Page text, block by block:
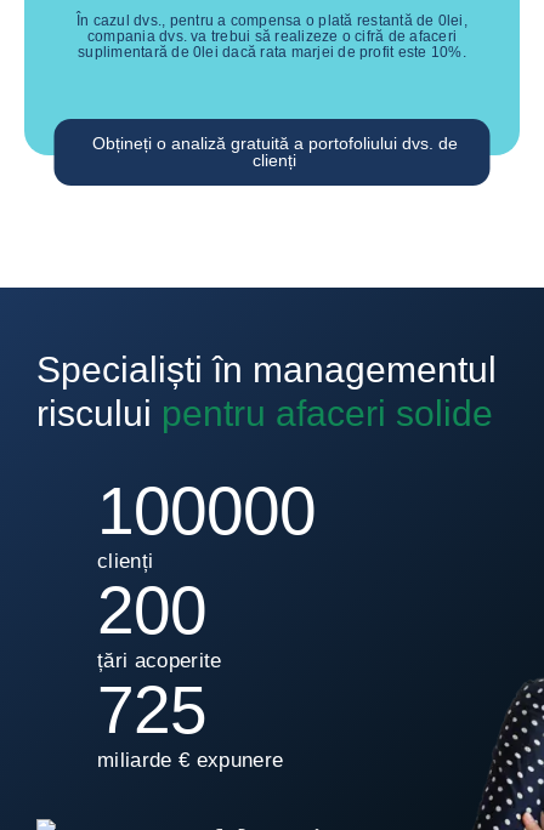
În cazul dvs., pentru a compensa o plată restantă de 0 lei ,
compania dvs. va trebui să realizeze o cifră de afaceri
suplimentară de 0 lei dacă rata marjei de profit este 10%.
Obțineți o analiză gratuită a portofoliului dvs. de
clienți
Specialiști în managementul
riscului pentru afaceri solide
100000
clienți
200
țări acoperite
725
miliarde € expunere